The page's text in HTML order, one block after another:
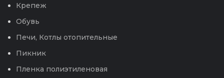
Крепеж
Обувь
Печи, Котлы отопительные
Пикник
Пленка полиэтиленовая